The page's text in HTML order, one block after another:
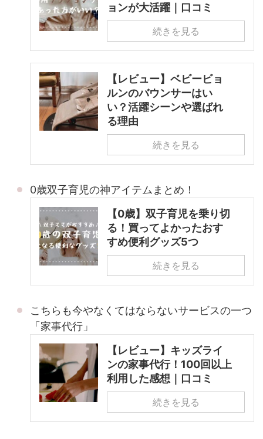
ョンが大活躍｜口コミ
続きを見る
【レビュー】ベビービョ
ルンのバウンサーはい
い？活躍シーンや選ばれ
る理由
続きを見る
0歳双子育児の神アイテムまとめ！
【0歳】双子育児を乗り切
る！買ってよかったおす
すめ便利グッズ5つ
続きを見る
こちらも今やなくてはならないサービスの一つ
「家事代行」
【レビュー】キッズライ
ンの家事代行！100回以上
利用した感想｜口コミ
続きを見る